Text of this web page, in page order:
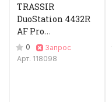
TRASSIR
DuoStation 4432R
AF Pro
Видеорегистратор
IP
0
Запрос
Арт. 118098